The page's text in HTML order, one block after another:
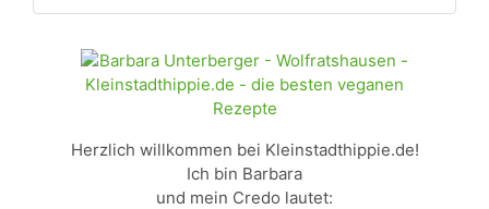
Herzlich willkommen bei Kleinstadthippie.de!
Ich bin Barbara
und mein Credo lautet: